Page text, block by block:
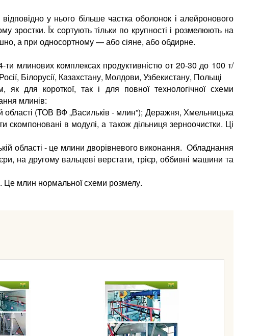
у нього більше частка оболонок і алейронового
Їх сортують тільки по крупності і розмелюють на
а при односортному — або сіяне, або обдирне.
млинових комплексах продуктивністю от 20-30 до 100 т/
Білорусії, Казахстану, Молдови, Узбекистану, Польщі
для короткої, так і для повної технологічної схеми
млинів:
області (ТОВ ВФ „Васильків - млин”); Деражня, Хмельницька
в модулі, а також дільниця зерноочистки. Ці
області - це млини дворівневого виконання. Обладнання
на другому вальцеві верстати, трієр, оббивні машини та
Це млин нормальної схеми розмелу.